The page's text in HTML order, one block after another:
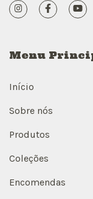
Menu
Início
Sobre nós
Produtos
Coleções
Encomendas